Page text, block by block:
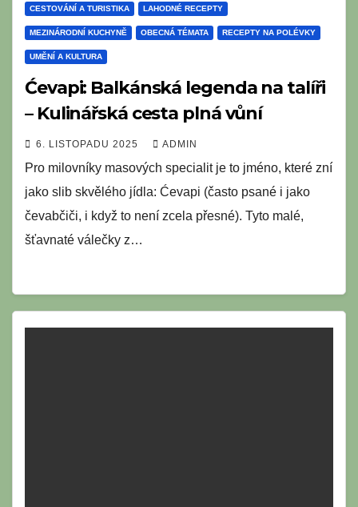
CESTOVÁNÍ A TURISTIKA LAHODNÉ RECEPTY
MEZINÁRODNÍ KUCHYNĚ OBECNÁ TÉMATA RECEPTY NA POLÉVKY
UMĚNÍ A KULTURA
Ćevapi: Balkánská legenda na talíři
– Kulinářská cesta plná vůní
6. LISTOPADU 2025 ADMIN
Pro milovníky masových specialit je to jméno, které zní
jako slib skvělého jídla: Ćevapi (často psané i jako
čevabčiči, i když to není zcela přesné). Tyto malé,
šťavnaté válečky z…